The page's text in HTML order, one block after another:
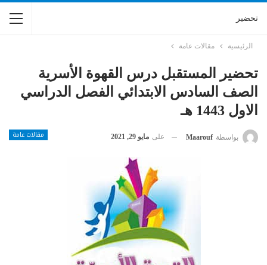
تحضير
الرئيسية مقالات عامة
تحضير المستقبل درس القهوة الأسرية
الصف السادس الابتدائي الفصل الدراسي
الاول 1443 هـ
مقالات عامة بواسطة Maarouf على مايو 29, 2021